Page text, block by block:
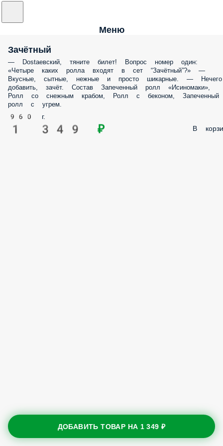
Меню
Зачётный
— Dostaевский, тяните билет! Вопрос номер один:
«Четыре каких ролла входят в сет “Зачётный”?» —
Вкусные, сытные, нежные и просто шикарные. — Нечего
добавить, зачёт. Состав Запеченный ролл «Исиномаки»,
Ролл со снежным крабом, Ролл с беконом, Запеченный
ролл с угрем.
960 г.
1 349 ₽ В
ДОБАВИТЬ ТОВАР НА 1 349 ₽